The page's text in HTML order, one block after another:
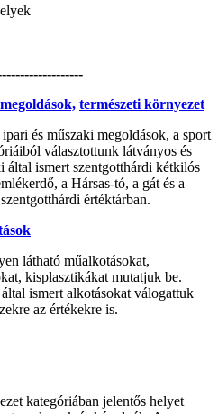
természeti környezet
és műszaki megoldások, a sport
választottunk látványos és
által ismert szentgotthárdi kétkilós
a Hársas-tó, a gát és a
értéktárban.
látható műalkotásokat,
kisplasztikákat mutatjuk be.
ismert alkotásokat válogattuk
az értékekre is.
kategóriában jelentős helyet